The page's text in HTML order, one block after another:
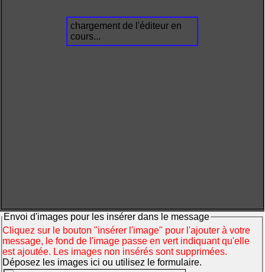
chargement de l'éditeur en
cours...
Envoi d'images pour les insérer dans le message
Cliquez sur le bouton "insérer l'image" pour l'ajouter à votre
message, le fond de l'image passe en vert indiquant qu'elle
est ajoutée. Les images non insérés sont supprimées.
Déposez les images ici ou utilisez le formulaire.